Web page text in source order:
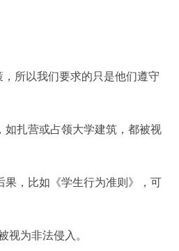
所以我们要求的只是他们遵守
如扎营或占领大学建筑，都被视
，比如《学生行为准则》，可
为非法侵入。